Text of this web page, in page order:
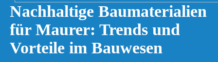
Nachhaltige Baumaterialien
für Maurer: Trends und
Vorteile im Bauwesen